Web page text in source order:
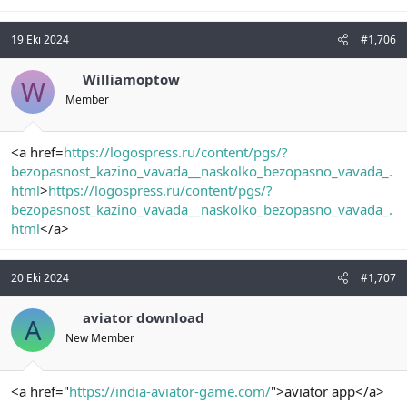
19 Eki 2024 #1,706
W Williamoptow
Member
<a href=https://logospress.ru/content/pgs/?
bezopasnost_kazino_vavada__naskolko_bezopasno_vavada_.
html>https://logospress.ru/content/pgs/?
bezopasnost_kazino_vavada__naskolko_bezopasno_vavada_.
html</a>
20 Eki 2024 #1,707
A aviator download
New Member
<a href="https://india-aviator-game.com/">aviator app</a>